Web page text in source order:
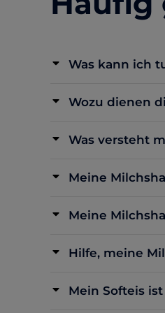
Was kann ich
Wozu dienen
Was versteht
Meine
Meine
Hilfe, meine
Mein Softeis